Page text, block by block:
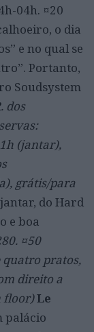
04h. ¤20
o dia
e no qual se
Portanto,
Soudsystem
dos
(jantar),
grátis/para
do Hard
e boa
¤50
quatro pratos,
direito a
floor)Le
palácio